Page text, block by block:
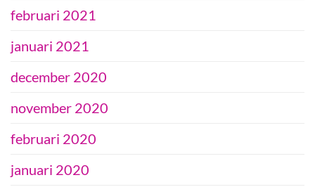
februari 2021
januari 2021
december 2020
november 2020
februari 2020
januari 2020